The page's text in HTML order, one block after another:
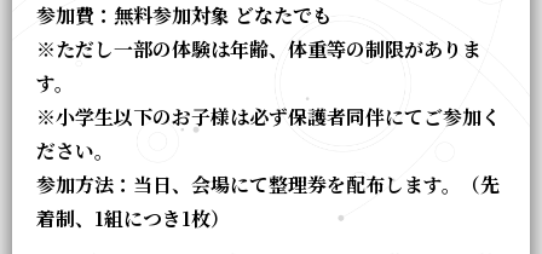
参加費：無料参加対象 どなたでも
※ただし一部の体験は年齢、体重等の制限がありま
す。
※小学生以下のお子様は必ず保護者同伴にてご参加く
ださい。
参加方法：当日、会場にて整理券を配布します。（先
着制、1組につき1枚）